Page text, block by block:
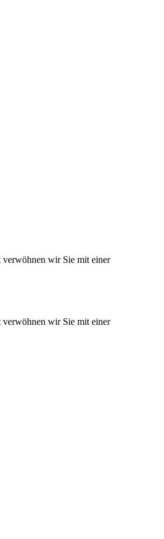
verwöhnen wir Sie mit einer
verwöhnen wir Sie mit einer